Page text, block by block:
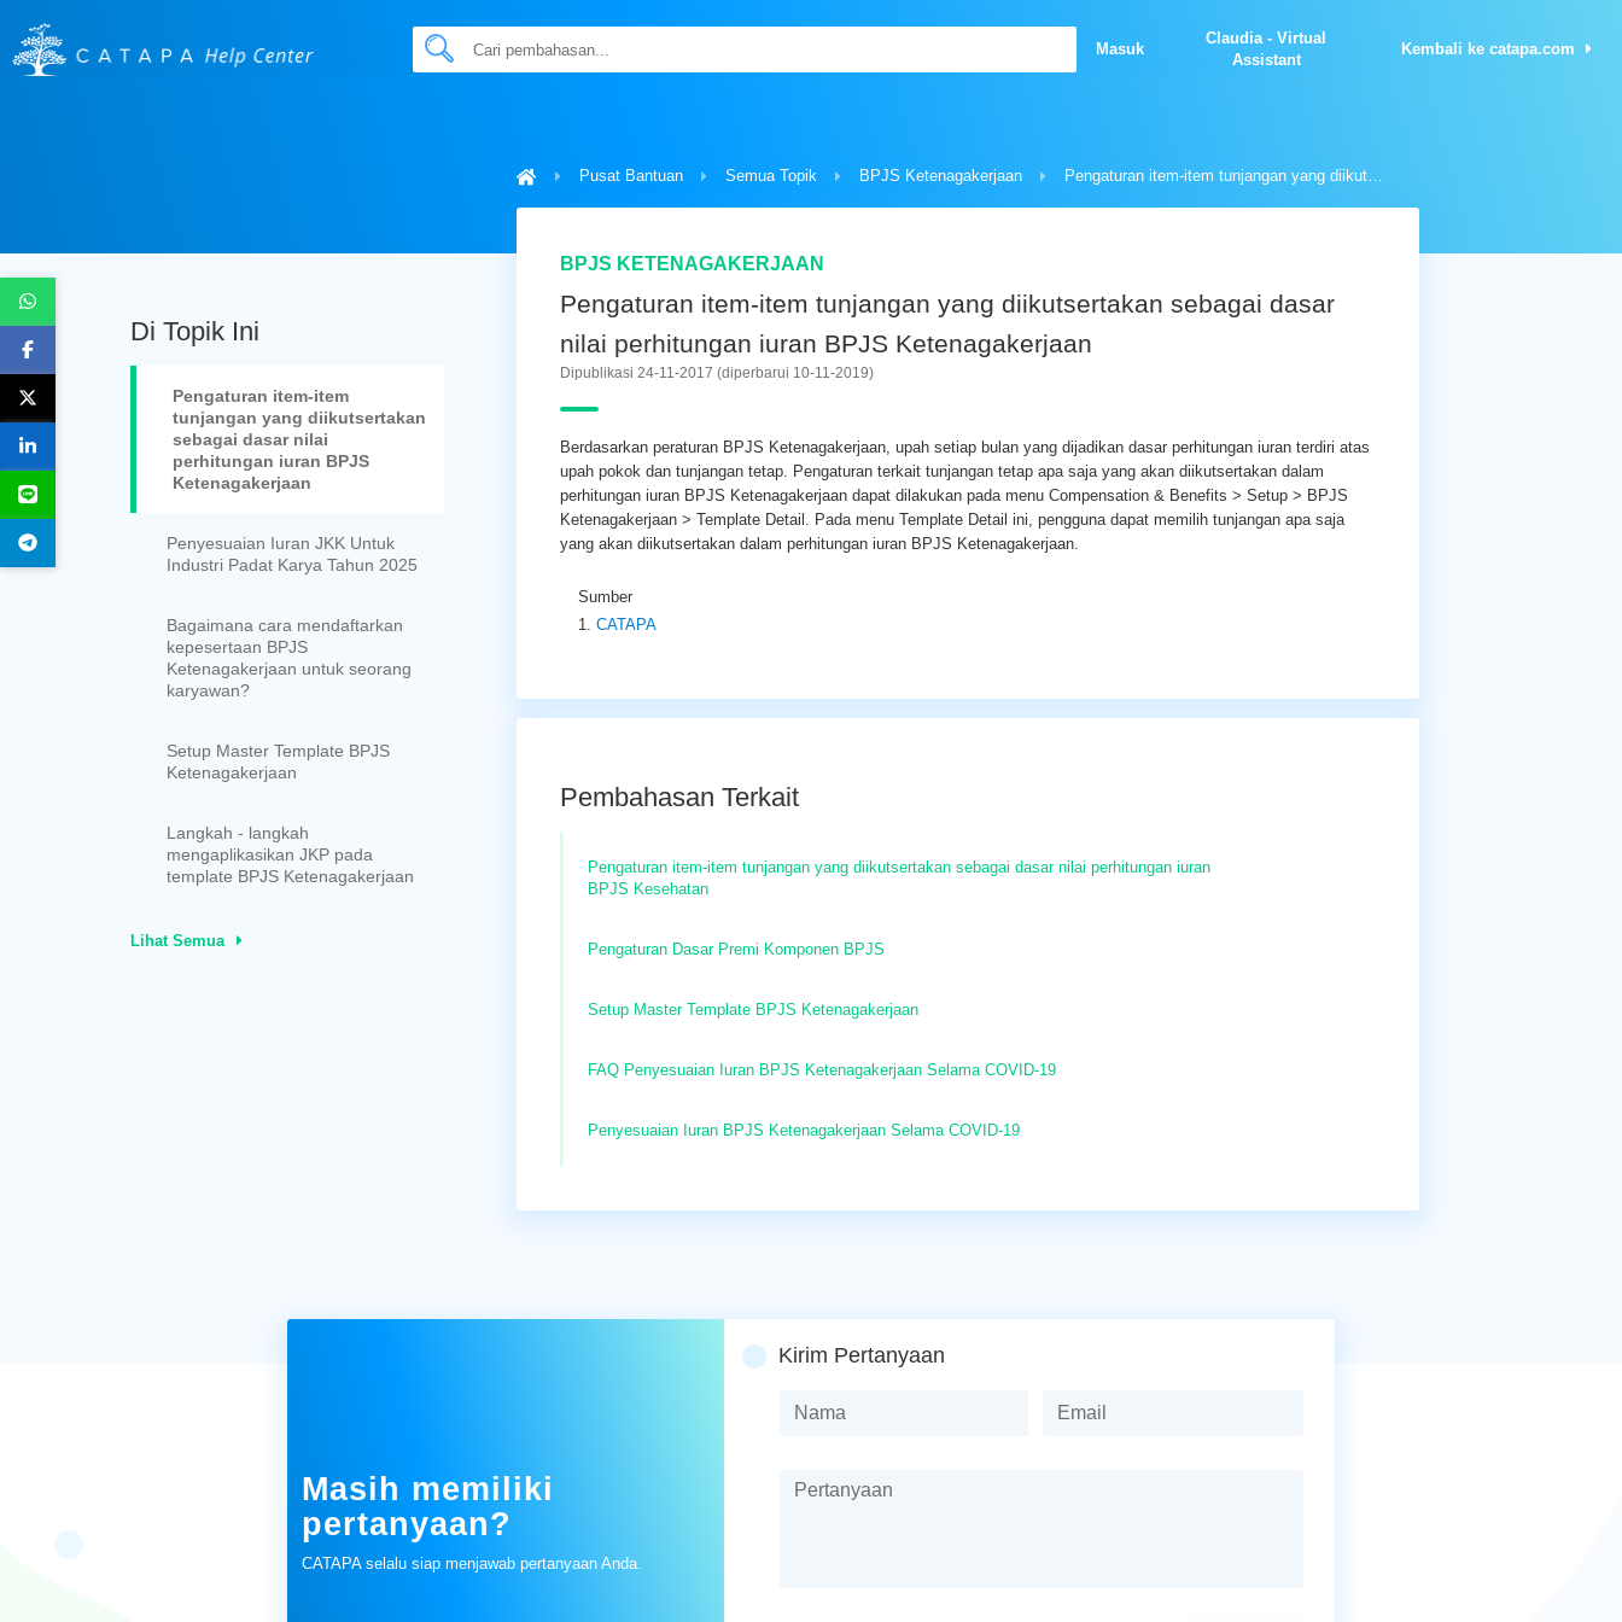
Masuk
Claudia - Virtual
Assistant
Kembali ke catapa.com
Di Topik Ini
Pengaturan item-item
tunjangan yang diikutsertakan
sebagai dasar nilai
perhitungan iuran BPJS
Ketenagakerjaan
Penyesuaian Iuran JKK Untuk
Industri Padat Karya Tahun 2025
Bagaimana cara mendaftarkan
kepesertaan BPJS
Ketenagakerjaan untuk seorang
karyawan?
Setup Master Template BPJS
Ketenagakerjaan
Langkah - langkah
mengaplikasikan JKP pada
template BPJS Ketenagakerjaan
Lihat Semua
Pusat Bantuan Semua Topik BPJS Ketenagakerjaan Pengaturan item-item tunjangan yang diikutsertakan sebagai dasar nilai perhitungan iuran BPJS Ketenagakerjaan
BPJS KETENAGAKERJAAN
Pengaturan item-item tunjangan yang diikutsertakan sebagai dasar
nilai perhitungan iuran BPJS Ketenagakerjaan
Dipublikasi 24-11-2017 (diperbarui 10-11-2019)
Berdasarkan peraturan BPJS Ketenagakerjaan, upah setiap bulan yang dijadikan dasar perhitungan iuran terdiri atas
upah pokok dan tunjangan tetap. Pengaturan terkait tunjangan tetap apa saja yang akan diikutsertakan dalam
perhitungan iuran BPJS Ketenagakerjaan dapat dilakukan pada menu Compensation & Benefits > Setup > BPJS
Ketenagakerjaan > Template Detail. Pada menu Template Detail ini, pengguna dapat memilih tunjangan apa saja
yang akan diikutsertakan dalam perhitungan iuran BPJS Ketenagakerjaan.
Sumber
CATAPA
Pembahasan Terkait
Pengaturan item-item tunjangan yang diikutsertakan sebagai dasar nilai perhitungan iuran
BPJS Kesehatan
Pengaturan Dasar Premi Komponen BPJS
Setup Master Template BPJS Ketenagakerjaan
FAQ Penyesuaian Iuran BPJS Ketenagakerjaan Selama COVID-19
Penyesuaian Iuran BPJS Ketenagakerjaan Selama COVID-19
Masih memiliki
pertanyaan?
CATAPA selalu siap menjawab pertanyaan Anda.
Kirim Pertanyaan